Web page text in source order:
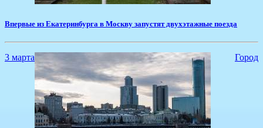
Впервые из Екатеринбурга в Москву запустят двухэтажные поезда
3 марта Город